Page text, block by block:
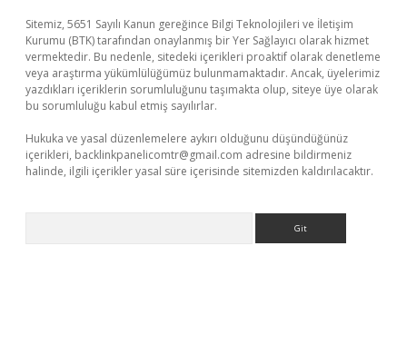
Sitemiz, 5651 Sayılı Kanun gereğince Bilgi Teknolojileri ve İletişim
Kurumu (BTK) tarafından onaylanmış bir Yer Sağlayıcı olarak hizmet
vermektedir. Bu nedenle, sitedeki içerikleri proaktif olarak denetleme
veya araştırma yükümlülüğümüz bulunmamaktadır. Ancak, üyelerimiz
yazdıkları içeriklerin sorumluluğunu taşımakta olup, siteye üye olarak
bu sorumluluğu kabul etmiş sayılırlar.
Hukuka ve yasal düzenlemelere aykırı olduğunu düşündüğünüz
içerikleri, backlinkpanelicomtr@gmail.com adresine bildirmeniz
halinde, ilgili içerikler yasal süre içerisinde sitemizden kaldırılacaktır.